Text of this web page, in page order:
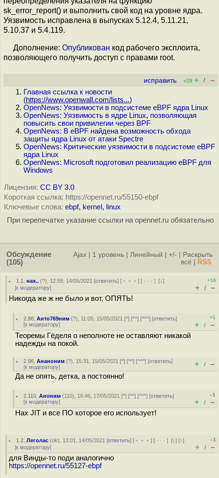
sk_error_report() и выполнить свой код на уровне ядра.
Уязвимость исправлена в выпусках 5.12.4, 5.11.21,
5.10.37 и 5.4.119.
Дополнение: Опубликован код рабочего эксплоита,
позволяющего получить доступ с правами root.
исправить +19 + / –
Главная ссылка к новости
(https://www.openwall.com/lists...)
OpenNews: Уязвимости в подсистеме eBPF ядра Linux
OpenNews: Уязвимость в ядре Linux, позволяющая
повысить свои привилегии через BPF
OpenNews: В eBPF найдена возможность обхода
защиты ядра Linux от атаки Spectre
OpenNews: Критические уязвимости в подсистеме eBPF
ядра Linux
OpenNews: Microsoft подготовил реализацию eBPF для
Windows
Лицензия: CC BY 3.0
Короткая ссылка: https://opennet.ru/55150-ebpf
Ключевые слова: ebpf, kernel , linux
При перепечатке указание ссылки на opennet.ru обязательно
Обсуждение
(105)
Ajax 1 уровень Линейный +/-
Раскрыть
всё
RSS
1.1 ,нах.. (?), 12:59, 14/05/2021 [ответить] [ ﹢﹢﹢] [ · · ·][↓]
[к модератору]
+16
+ / –
Никогда же ж не было и вот, ОПЯТЬ!
2.88 ,Анто769ним (?), 11:05, 15/05/2021 [^] [^^] [^^^] [ответить]
[к модератору]
+1
+ / –
Теоремы Гёделя о неполноте не оставляют никакой
надежды на покой.
2.96 ,Ананоним (?), 15:31, 15/05/2021 [^] [^^] [^^^] [ответить]
[к модератору] + / –
Да не опять, детка, а постоянно!
2.110 ,Аноним (110), 16:46, 17/05/2021 [^] [^^] [^^^] [ответить]
[к модератору]
–1
+ / –
Нах JIT и все ПО которое его использует!
1.2 ,Леголас (ok), 13:01, 14/05/2021 [ответить] [ ﹢﹢﹢] [ · · ·][↓] [↑]
[к модератору]
–1
+ / –
для Винды-то поди аналогично
https://opennet.ru/55127-ebpf